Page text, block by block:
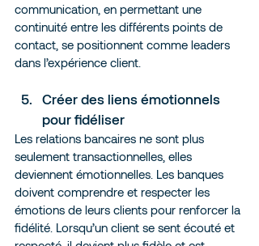
communication, en permettant une
continuité entre les différents points de
contact, se positionnent comme leaders
dans l’expérience client.
Créer des liens émotionnels
pour fidéliser
Les relations bancaires ne sont plus
seulement transactionnelles, elles
deviennent émotionnelles. Les banques
doivent comprendre et respecter les
émotions de leurs clients pour renforcer la
fidélité. Lorsqu’un client se sent écouté et